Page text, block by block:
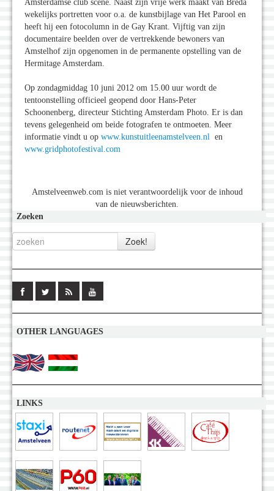
Amsterdamse club scène. Naast zijn vrije werk maakt van Breda
wekelijks portretten voor o.a. de kunstbijlage van Het Parool en
heeft hij een fotocolumn in de Gay Krant. Vijftig van zijn
documentaire beelden over de vertrekkende bewoners van
Amstelhof zijn opgenomen in de permanente opstelling van de
Hermitage Amsterdam.
Op zondagmiddag 10 juni 2012 om 15.00 uur wordt de
tentoonstelling officieel geopend door Hans-Peter
Schoonenberg, directeur Stichting Amsterdam Photo. Er is dan
tevens gelegenheid om beide fotografen te ontmoeten. Meer
informatie vindt u op www.kunstuitleenamstelveen.nl en
www.gridphotofestival.com
Amstelveenweb.com is niet verantwoordelijk voor de inhoud
van de nieuwsberichten.
Zoeken
OTHER LANGUAGES
LINKS